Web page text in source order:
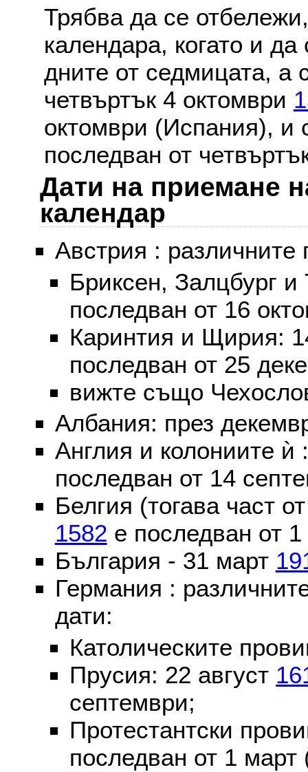
Трябва да се
календара, когато и
дните от седмицата, а
четвъртък 4 октомври
октомври (Испания), и
последван от
Дати на приемане
календар
Австрия :
Бриксен, Залцбург
последван от 16
Каринтия и Щирия:
последван от 25
вижте също
Албания: през
Англия и колониите
последван от 14
Белгия (тогава част
1582 е последван от
България - 31 март
Германия :
дати:
Католическите
Прусия: 22 август
септември;
Протестантски
последван от 1 март